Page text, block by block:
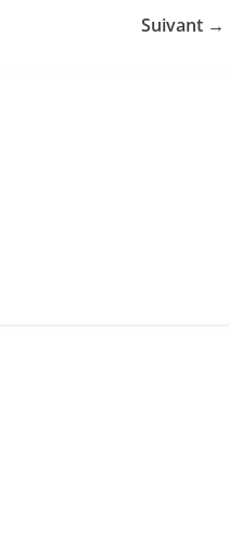
Suivant →